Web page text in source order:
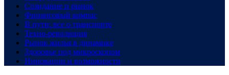
Созидание и рынок
Финансовый компас
В пути: все о транспорте
Техно-революция
Рынок жилья в динамике
Здоровье под микроскопом
Инновации и возможности